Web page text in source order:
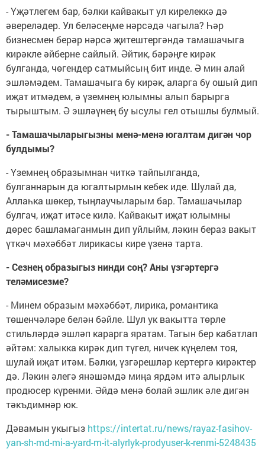
- Үҗәтлегем бар, бәлки кайвакыт ул кирелеккә дә
әвереләдер. Ул беләсеңме нәрсәдә чагыла? Һәр
бизнесмен берәр нәрсә җитештергәндә тамашачыга
кирәкле әйберне сайлый. Әйтик, бәрәңге кирәк
булганда, чөгендер сатмыйсың бит инде. Ә мин алай
эшләмәдем. Тамашачыга бу кирәк, аларга бу ошый дип
иҗат итмәдем, ә үземнең юлымны алып барырга
тырыштым. Ә эшләүнең бу ысулы гел отышлы булмый.
- Тамашачыларыгызны менә-менә югалтам дигән чор
булдымы?
- Үземнең образымнан читкә тайпылганда,
булганнарын да югалтырмын кебек иде. Шулай да,
Аллаһка шөкер, тыңлаучыларым бар. Тамашачылар
булгач, иҗат итәсе килә. Кайвакыт иҗат юлымны
дөрес башламаганмын дип уйлыйм, ләкин бераз вакыт
үткәч мәхәббәт лирикасы кире үзенә тарта.
- Сезнең образыгыз нинди соң? Аны үзгәртергә
теләмисезме?
- Минем образым мәхәббәт, лирика, романтика
төшенчәләре белән бәйле. Шул ук вакытта төрле
стильләрдә эшләп карарга яратам. Тагын бер кабатлап
әйтәм: халыкка кирәк дип түгел, ничек күңелем тоя,
шулай иҗат итәм. Бәлки, үзгәрешләр кертергә кирәктер
дә. Ләкин әлегә янәшәмдә миңа ярдәм итә алырлык
продюсер күренми. Әйдә менә болай эшлик әле дигән
тәкъдимнәр юк.
Дәвамын укыгыз https://intertat.ru/news/rayaz-fasihov-
yan-sh-md-mi-a-yard-m-it-alyrlyk-prodyuser-k-renmi-5248435